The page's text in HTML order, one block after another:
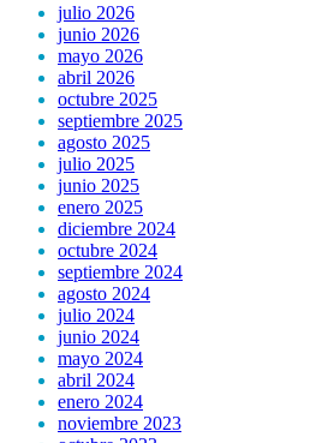
julio 2026
junio 2026
mayo 2026
abril 2026
octubre 2025
septiembre 2025
agosto 2025
julio 2025
junio 2025
enero 2025
diciembre 2024
octubre 2024
septiembre 2024
agosto 2024
julio 2024
junio 2024
mayo 2024
abril 2024
enero 2024
noviembre 2023